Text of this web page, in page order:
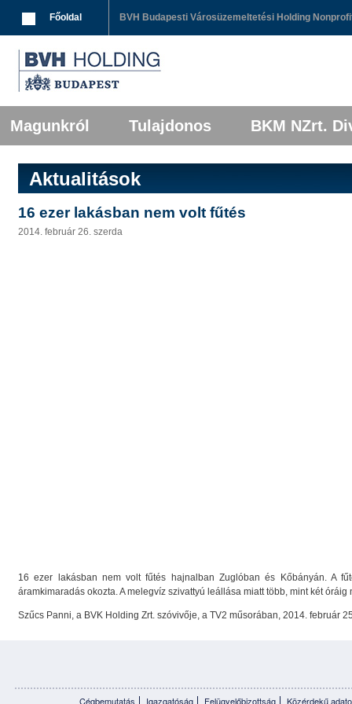
Tovább az elsődleges tartalomra
Tovább a másodlagos tartalomra
Magunkról Tulajdonos BKM NZrt.
BreadcrumbsFőoldal BVH Budapesti Városüzemeltetési Holding
Aktualitások
16 ezer lakásban nem volt fűtés
2014. február 26. szerda
16 ezer lakásban nem volt fűtés hajnalban Zuglóban és Kőbányán. A
áramkimaradás okozta. A melegvíz szivattyú leállása miatt több, mint két óráig
Szűcs Panni, a BVK Holding Zrt. szóvivője, a TV2 műsorában, 2014. február
Cégbemutatás Igazgatóság Felügyelőbizottság Közérdekű